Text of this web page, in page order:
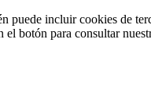
puede incluir cookies de
botón para consultar